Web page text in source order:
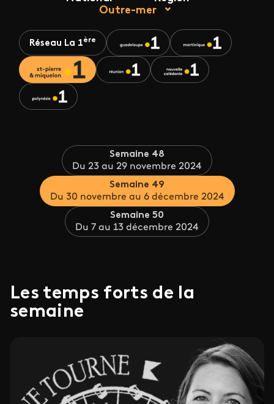
Outre-mer
Réseau La 1ère
Semaine 48
Du 23 au 29 novembre 2024
Semaine 49
Du 30 novembre au 6 décembre 2024
Semaine 50
Du 7 au 13 décembre 2024
Les temps forts de la
semaine